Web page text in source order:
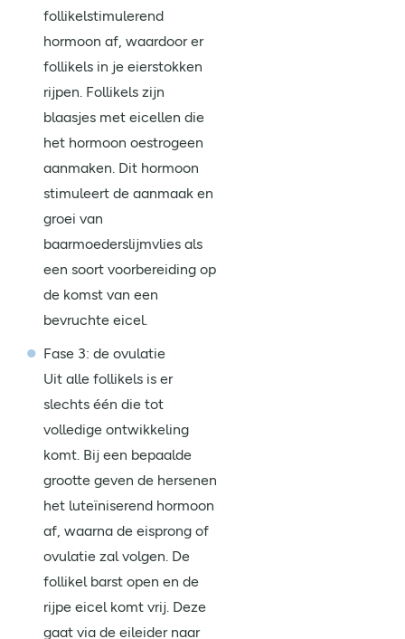
follikelstimulerend
hormoon af, waardoor er
follikels in je eierstokken
rijpen. Follikels zijn
blaasjes met eicellen die
het hormoon oestrogeen
aanmaken. Dit hormoon
stimuleert de aanmaak en
groei van
baarmoederslijmvlies als
een soort voorbereiding op
de komst van een
bevruchte eicel.
Fase 3: de ovulatie
Uit alle follikels is er
slechts één die tot
volledige ontwikkeling
komt. Bij een bepaalde
grootte geven de hersenen
het luteïniserend hormoon
af, waarna de eisprong of
ovulatie zal volgen. De
follikel barst open en de
rijpe eicel komt vrij. Deze
gaat via de eileider naar